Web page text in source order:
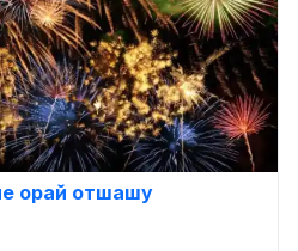
орай отшашу